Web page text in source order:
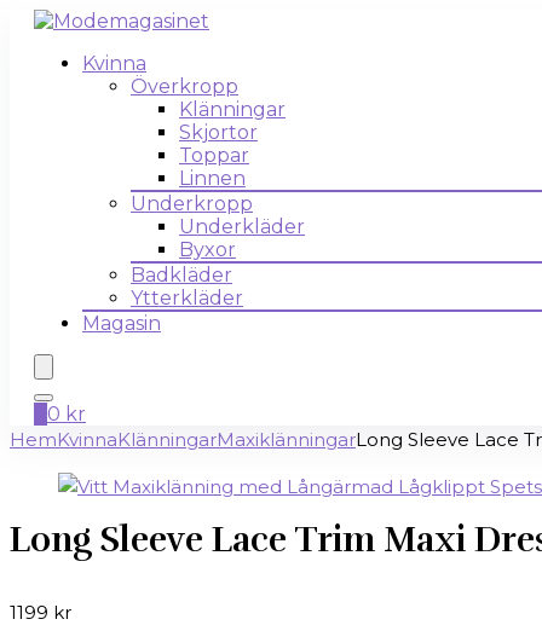
Kvinna
Överkropp
Klänningar
Skjortor
Toppar
Linnen
Underkropp
Underkläder
Byxor
Badkläder
Ytterkläder
Magasin
0 kr
HemKvinnaKlänningarMaxiklänningarLong Sleeve Lace
Long Sleeve Lace Trim Maxi
1199 kr